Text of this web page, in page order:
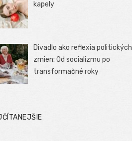
kapely
Divadlo ako reflexia politických
zmien: Od socializmu po
transformačné roky